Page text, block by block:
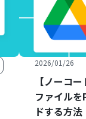
2026/01/26
【ノーコ
ファイル
ドする方法